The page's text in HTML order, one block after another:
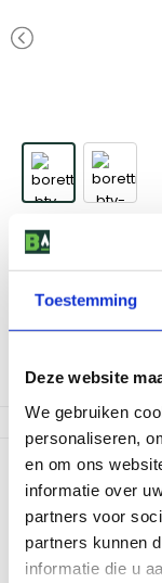
Toestemming
Deze website
We gebruiken
personaliseren,
en om ons
informatie over
partners voor
partners kunnen
informatie die u
Niet op
Een zomer van 8
rode
aangenamer in
kleine wieltjes en